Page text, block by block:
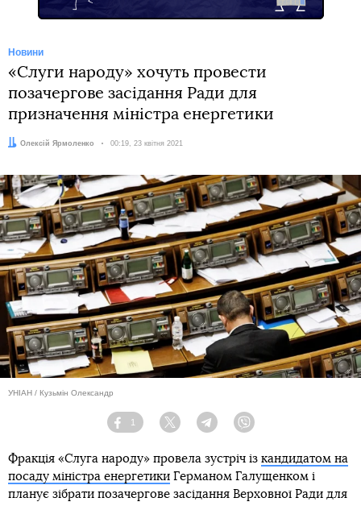
Новини
«Слуги народу» хочуть провести
позачергове засідання Ради для
призначення міністра енергетики
Автор:
Олексій Ярмоленко Дата:
00:19, 23 квітня 2021
УНІАН / Кузьмін Олександр
Facebook
1
Twitter TelegramViber
Фракція «Слуга народу» провела зустріч із кандидатом на
посаду міністра енергетики Германом Галущенком і
планує зібрати позачергове засідання Верховної Ради для